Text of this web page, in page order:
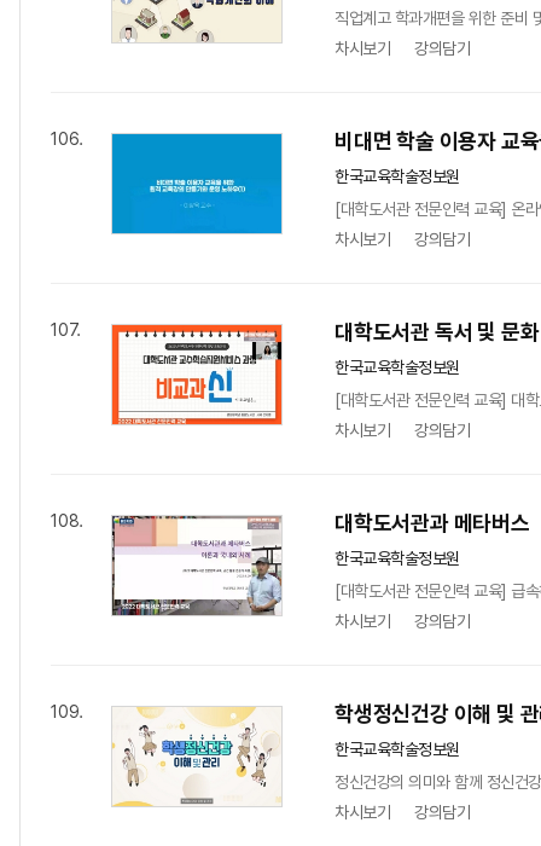
직업계고 학과개편을 위한 준비
차시보기
강의담기
106. 비대면 학술 이용자 교
한국교육학술정보원
[대학도서관 전문인력 교육] 온
차시보기
강의담기
107. 대학도서관 독서 및 문
한국교육학술정보원
[대학도서관 전문인력 교육] 대
차시보기
강의담기
108. 대학도서관과 메타버스
한국교육학술정보원
[대학도서관 전문인력 교육] 급
차시보기
강의담기
109. 학생정신건강 이해 및
한국교육학술정보원
정신건강의 의미와 함께 정신건
차시보기
강의담기